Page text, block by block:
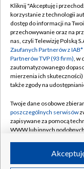
Abonament TVP
Emisja w TVP
Centrum informacji
Naziemna
Rada Programowa
System NOS
Informacje o
Program dla prasy
Kliknij "Akceptuję i
korzystanie z technologii
dostęp do informacji na
przechowywanie oraz na
nas, czyli Telewizję Polską
Zaufanych Partnerów z
Partnerów TVP (93 firm), w
zautomatyzowanego
mierzenia ich skuteczności)
także zgody na
Twoje dane osobowe
poszczególnych serwisów
zapisywane za pomocą
WWW lub innych
ruchu w Internecie.